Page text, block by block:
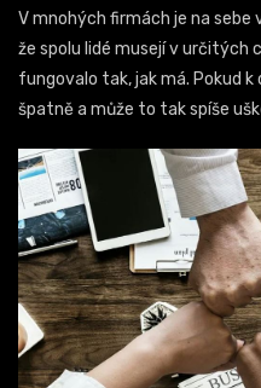
V mnohých firmách je na
že spolu lidé musejí v určitých
fungovalo tak, jak má. Pokud
špatně a může to tak spíše